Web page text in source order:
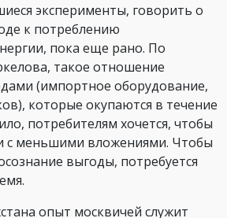
эксперименты, говорить о
к потреблению
пока еще рано. По
такое отношение
(импортное оборудование,
которые окупаются в течение
потребителям хочется, чтобы
с меньшими вложениями. Чтобы
выгоды, потребуется
опыт москвичей служит